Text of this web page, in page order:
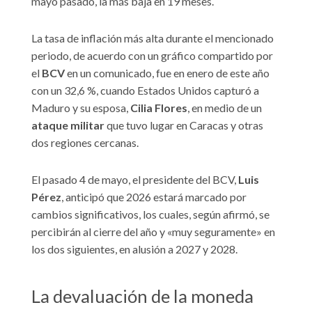
La tasa de inflación más alta durante el mencionado
periodo, de acuerdo con un gráfico compartido por
el BCVen un comunicado, fue en enero de este año
con un 32,6 %, cuando Estados Unidos capturó a
Maduro y su esposa, Cilia Flores, en medio de un
ataque militarque tuvo lugar en Caracas y otras
dos regiones cercanas.
El pasado 4 de mayo, el presidente del BCV, Luis
Pérez, anticipó que 2026 estará marcado por
cambios significativos, los cuales, según afirmó, se
percibirán al cierre del año y «muy seguramente» en
los dos siguientes, en alusión a 2027 y 2028.
La devaluación de la moneda